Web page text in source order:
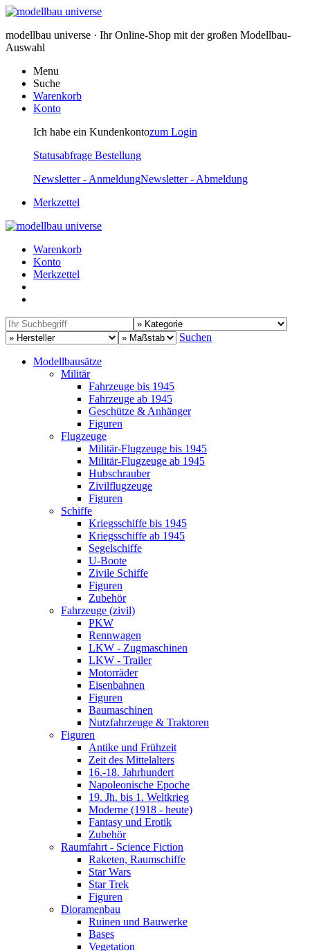
modellbau universe · Ihr Online-Shop mit der großen Modellbau-
Auswahl
Menu
Suche
Warenkorb
Konto
Ich habe ein Kundenkontozum Login
Statusabfrage Bestellung
Newsletter - AnmeldungNewsletter - Abmeldung
Merkzettel
Warenkorb
Konto
Merkzettel
Suchen
Modellbausätze
Militär
Fahrzeuge bis 1945
Fahrzeuge ab 1945
Geschütze & Anhänger
Figuren
Flugzeuge
Militär-Flugzeuge bis 1945
Militär-Flugzeuge ab 1945
Hubschrauber
Zivilflugzeuge
Figuren
Schiffe
Kriegsschiffe bis 1945
Kriegsschiffe ab 1945
Segelschiffe
U-Boote
Zivile Schiffe
Figuren
Zubehör
Fahrzeuge (zivil)
PKW
Rennwagen
LKW - Zugmaschinen
LKW - Trailer
Motorräder
Eisenbahnen
Figuren
Baumaschinen
Nutzfahrzeuge & Traktoren
Figuren
Antike und Frühzeit
Zeit des Mittelalters
16.-18. Jahrhundert
Napoleonische Epoche
19. Jh. bis 1. Weltkrieg
Moderne (1918 - heute)
Fantasy und Erotik
Zubehör
Raumfahrt - Science Fiction
Raketen, Raumschiffe
Star Wars
Star Trek
Figuren
Dioramenbau
Ruinen und Bauwerke
Bases
Vegetation